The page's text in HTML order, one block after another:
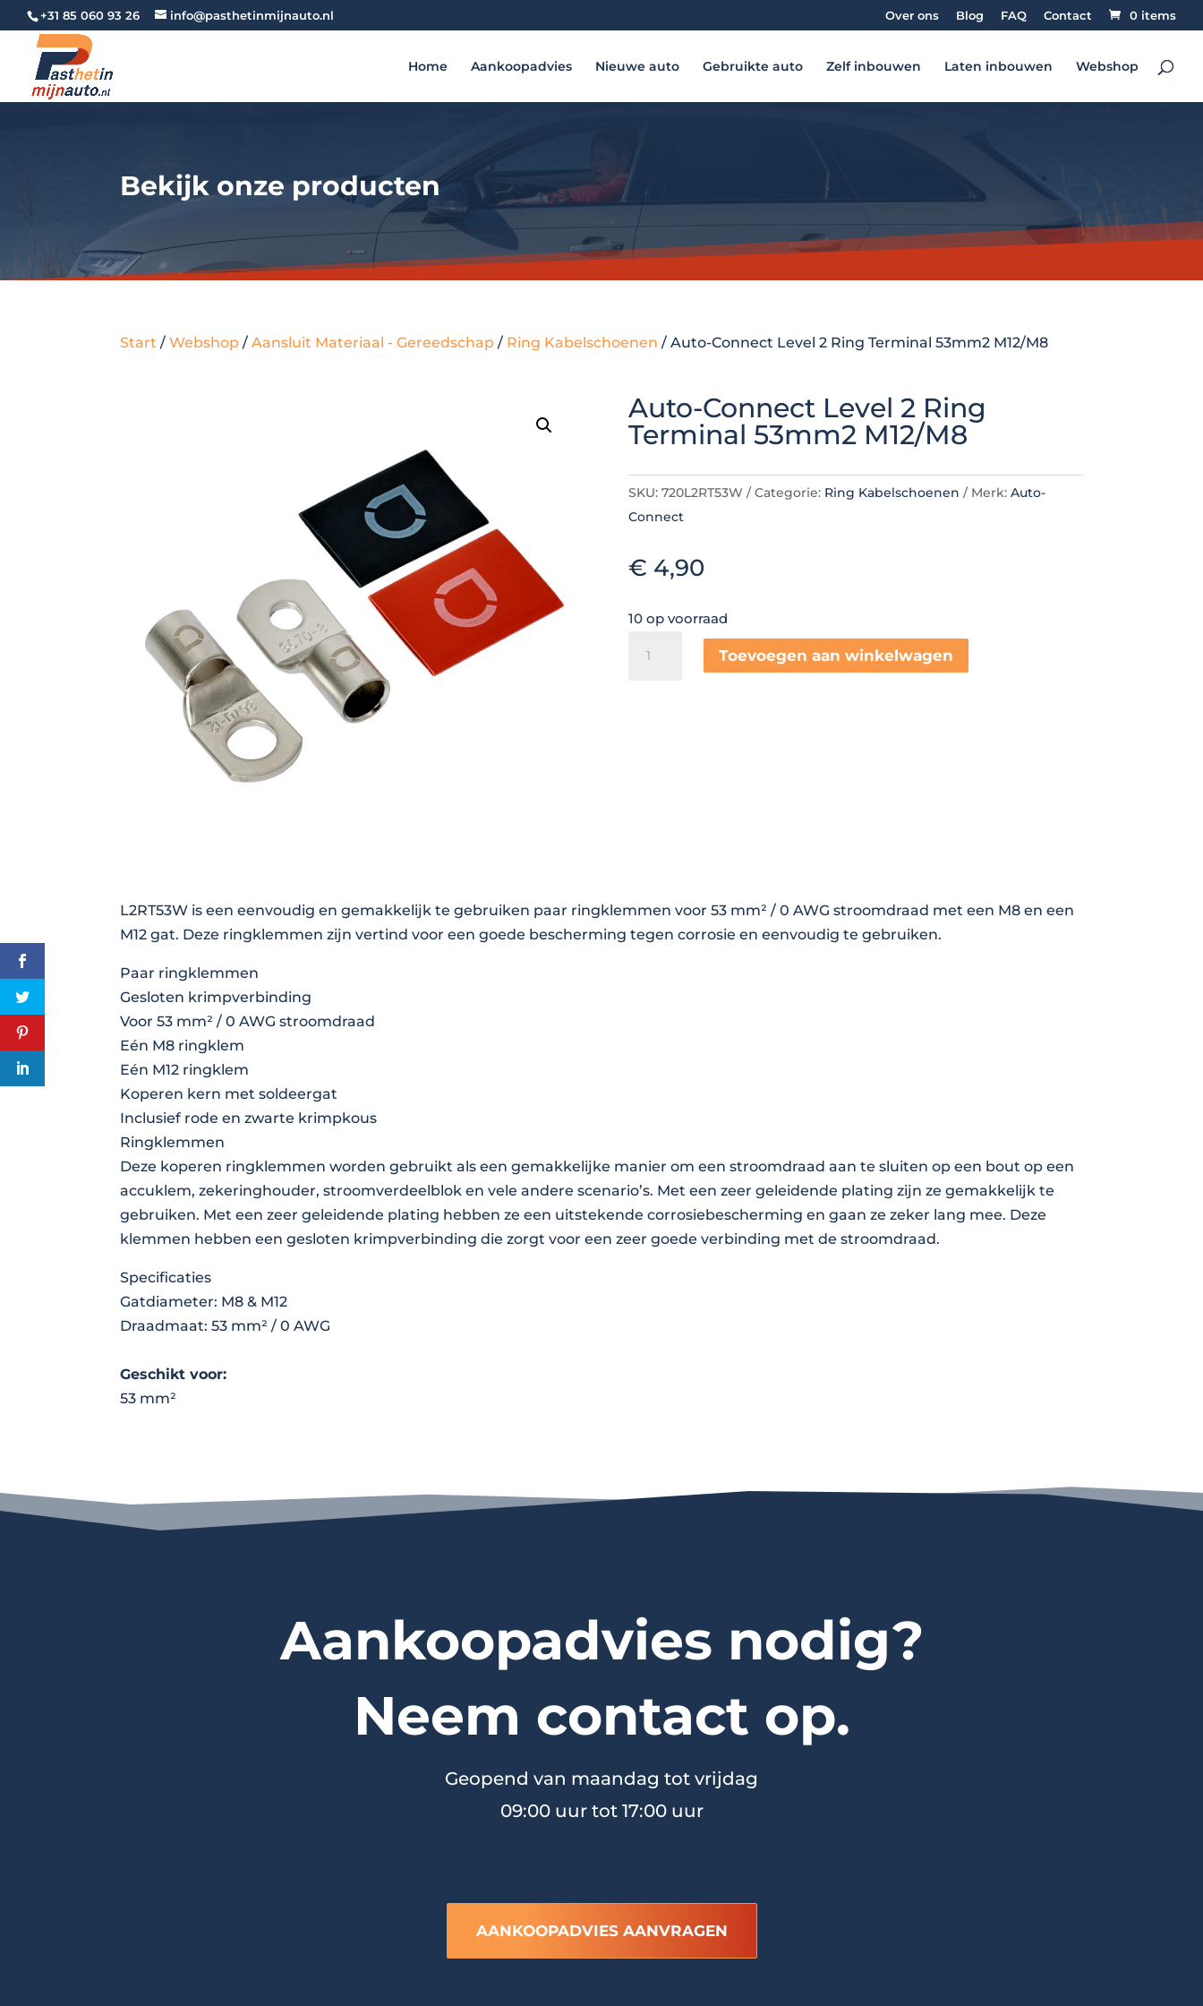
+31 85 060 93 26 info@pasthetinmijnauto.nl Over ons Blog FAQ Contact 0 items
Home Aankoopadvies Nieuwe auto Gebruikte auto Zelf inbouwen Laten inbouwen Webshop
Bekijk onze producten
Start /Webshop /Aansluit Materiaal - Gereedschap / Ring Kabelschoenen / Auto-Connect Level 2 Ring Terminal 53mm2 M12/M8
Auto-Connect Level 2 Ring
Terminal 53mm2 M12/M8
SKU: 720L2RT53W Categorie: Ring Kabelschoenen Merk: Auto-
Connect
€ 4,90
10 op voorraad
Toevoegen aan winkelwagen
L2RT53W is een eenvoudig en gemakkelijk te gebruiken paar ringklemmen voor 53 mm² / 0 AWG stroomdraad met een M8 en een
M12 gat. Deze ringklemmen zijn vertind voor een goede bescherming tegen corrosie en eenvoudig te gebruiken.
Paar ringklemmen
Gesloten krimpverbinding
Voor 53 mm² / 0 AWG stroomdraad
Eén M8 ringklem
Eén M12 ringklem
Koperen kern met soldeergat
Inclusief rode en zwarte krimpkous
Ringklemmen
Deze koperen ringklemmen worden gebruikt als een gemakkelijke manier om een stroomdraad aan te sluiten op een bout op een
accuklem, zekeringhouder, stroomverdeelblok en vele andere scenario’s. Met een zeer geleidende plating zijn ze gemakkelijk te
gebruiken. Met een zeer geleidende plating hebben ze een uitstekende corrosiebescherming en gaan ze zeker lang mee. Deze
klemmen hebben een gesloten krimpverbinding die zorgt voor een zeer goede verbinding met de stroomdraad.
Specificaties
Gatdiameter: M8 & M12
Draadmaat: 53 mm² / 0 AWG
Geschikt voor:
53 mm²
Aankoopadvies nodig?
Neem contact op.
Geopend van maandag tot vrijdag
09:00 uur tot 17:00 uur
AANKOOPADVIES AANVRAGEN